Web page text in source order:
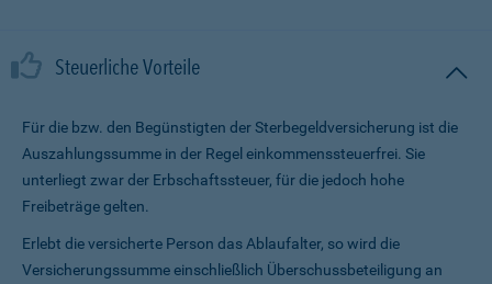
Steuerliche Vorteile
Für die bzw. den Begünstigten der Sterbegeldversicherung ist die
Auszahlungssumme in der Regel einkommenssteuerfrei. Sie
unterliegt zwar der Erbschaftssteuer, für die jedoch hohe
Freibeträge gelten.
Erlebt die versicherte Person das Ablaufalter, so wird die
Versicherungssumme ein­schließlich Überschussbeteiligung an